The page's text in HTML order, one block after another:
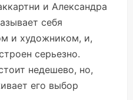
и Александра
себя
и художником, и,
серьезно.
недешево, но,
его выбор